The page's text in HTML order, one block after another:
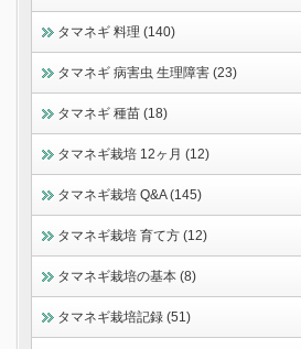
タマネギ 料理 (140)
タマネギ 病害虫 生理障害 (23)
タマネギ 種苗 (18)
タマネギ栽培 12ヶ月 (12)
タマネギ栽培 Q&A (145)
タマネギ栽培 育て方 (12)
タマネギ栽培の基本 (8)
タマネギ栽培記録 (51)